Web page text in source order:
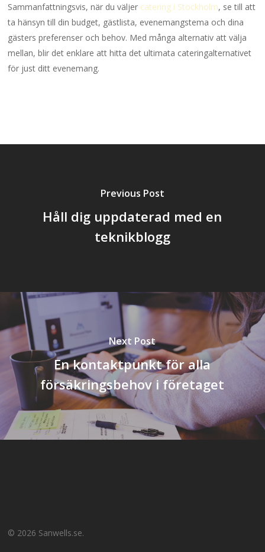
Sammanfattningsvis, när du väljer catering i Stockholm, se till att
ta hänsyn till din budget, gästlista, evenemangstema och dina
gästers preferenser och behov. Med många alternativ att välja
mellan, blir det enklare att hitta det ultimata cateringalternativet
för just ditt evenemang.
Previous Post
Håll dig uppdaterad med en
teknikblogg
Next Post
En kontaktpunkt för alla
försäkringsbehov i företaget
© 2026 Sanwells.se.